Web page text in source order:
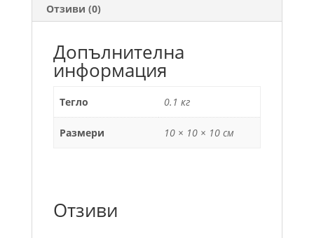
Отзиви (0)
Допълнителна
информация
Тегло 0.1 кг
Размери 10 × 10 × 10 см
Отзиви